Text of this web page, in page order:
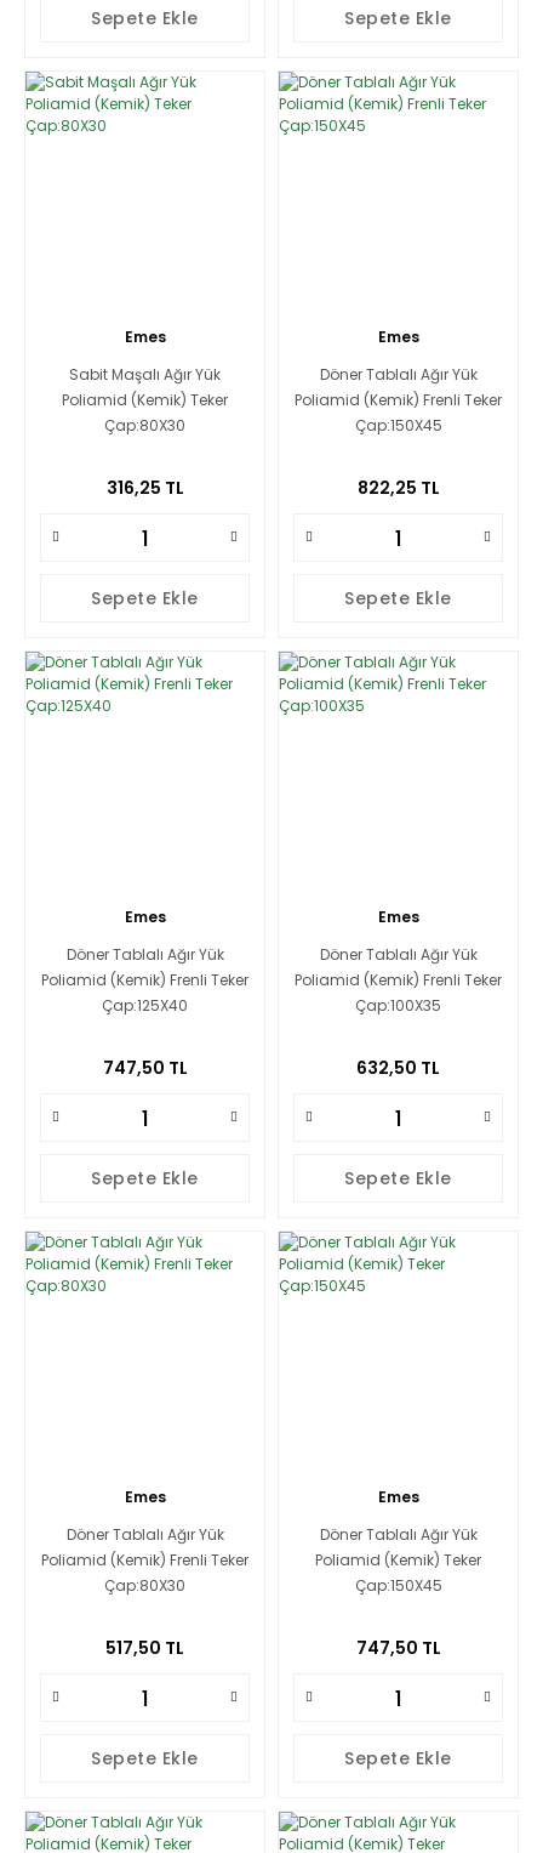
Sepete Ekle Sepete Ekle
Emes
Sabit Maşalı Ağır Yük
Poliamid (Kemik) Teker
Çap:80X30
316,25 TL
Sepete Ekle
Emes
Döner Tablalı Ağır Yük
Poliamid (Kemik) Frenli Teker
Çap:150X45
822,25 TL
Sepete Ekle
Emes
Döner Tablalı Ağır Yük
Poliamid (Kemik) Frenli Teker
Çap:125X40
747,50 TL
Sepete Ekle
Emes
Döner Tablalı Ağır Yük
Poliamid (Kemik) Frenli Teker
Çap:100X35
632,50 TL
Sepete Ekle
Emes
Döner Tablalı Ağır Yük
Poliamid (Kemik) Frenli Teker
Çap:80X30
517,50 TL
Sepete Ekle
Emes
Döner Tablalı Ağır Yük
Poliamid (Kemik) Teker
Çap:150X45
747,50 TL
Sepete Ekle